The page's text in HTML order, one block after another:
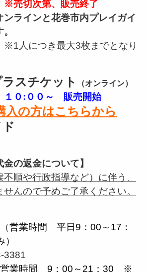
※売切次第、販売終了
インと花巻市内プレイガイ
最大3枚までとなり
スチケット （オンライン）
１０:００～ 販売開始
入の方はこちらから
金の返金について】
順や行政指導など）に伴う、
んので予めご了承ください。
営業時間 平日9：00～17：
営業時間 9：00～21：30 ※